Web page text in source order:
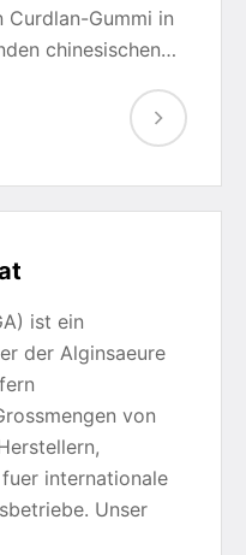
Curdlan-Gummi in
chinesischen…
ist ein
der Alginsaeure
von
internationale
Unser